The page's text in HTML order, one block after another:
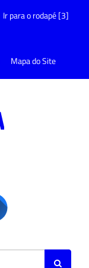
Ir para o rodapé [3]
Mapa do Site